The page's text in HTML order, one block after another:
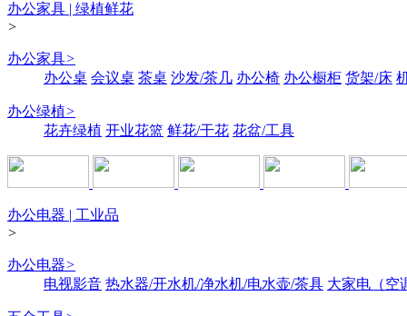
办公家具 | 绿植鲜花
>
办公家具>
办公桌 会议桌 茶桌 沙发/茶几 办公椅 办公橱柜 货架/床
办公绿植>
花卉绿植 开业花篮 鲜花/干花 花盆/工具
办公电器 | 工业品
>
办公电器>
电视影音 热水器/开水机/净水机/电水壶/茶具 大家电（空